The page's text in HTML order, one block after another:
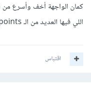
اللي فيها العديد من الـ endpoints
اقتباس